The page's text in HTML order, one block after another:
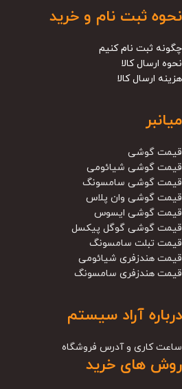
نحوه ثبت نام و خرید
چگونه ثبت نام کنیم
نحوه ارسال کالا
هزینه ارسال کالا
میانبر
قیمت گوشی
قیمت گوشی شیائومی
قیمت گوشی سامسونگ
قیمت گوشی وان پلاس
قیمت گوشی ایسوس
قیمت گوشی گوگل پیکسل
قیمت تبلت سامسونگ
قیمت هندزفری شیائومی
قیمت هندزفری سامسونگ
درباره آراد سیستم
ساعت کاری و آدرس فروشگاه
روش های خرید